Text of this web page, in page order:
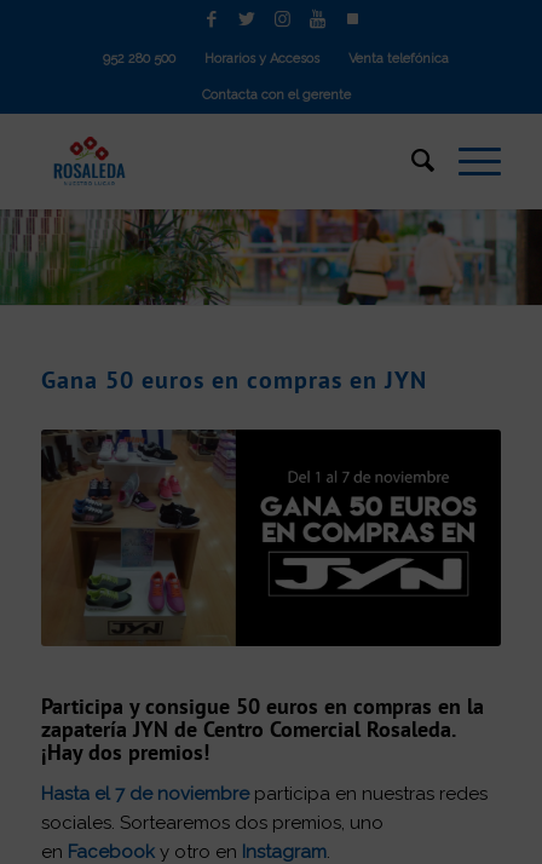
952 280 500 Horarios y Accesos Venta telefónica
Contacta con el gerente
Gana 50 euros en compras en JYN
Participa y consigue 50 euros en compras en la
zapatería JYN de Centro Comercial Rosaleda.
¡Hay dos premios!
Hasta el 7 de noviembre participa en nuestras redes
sociales. Sortearemos dos premios, uno
en Facebooky otro en Instagram.